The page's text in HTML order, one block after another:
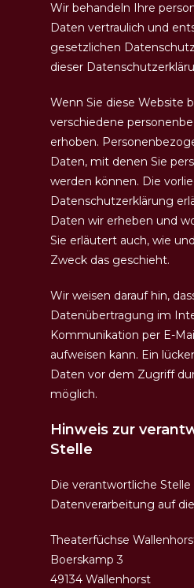
Wir behandeln Ihre
Daten vertraulich und
gesetzlichen
dieser
Wenn Sie diese Website
verschiedene
erhoben.
Daten, mit denen Sie
werden können. Die
Datenschutzerklärung
Daten wir erheben und
Sie erläutert auch, wie
Zweck das geschieht.
Wir weisen darauf hin,
Datenübertragung im
Kommunikation per E-
aufweisen kann. Ein
Daten vor dem Zugriff
möglich.
Hinweis zur
Stelle
Die verantwortliche Stelle
Datenverarbeitung auf
Theaterfüchse
Boerskamp 3
49134 Wallenhorst